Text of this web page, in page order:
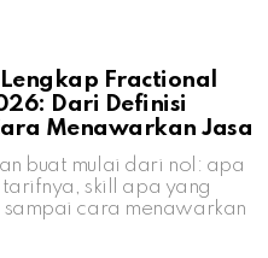
Fractional
Dari Definisi
Menawarkan Jasa
buat mulai dari nol: apa
skill apa yang
sampai cara menawarkan